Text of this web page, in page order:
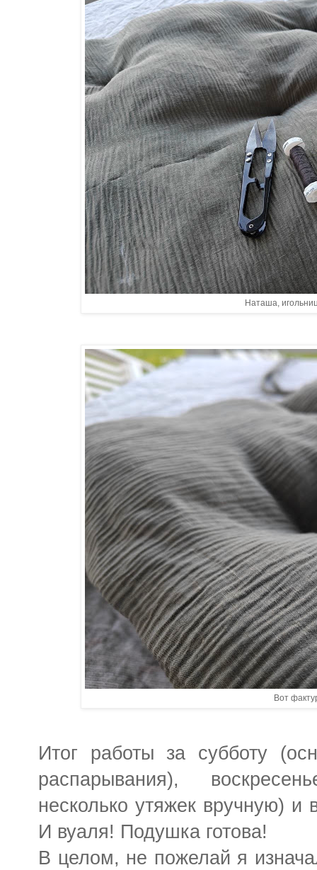
Наташа,
Вот
Итог работы за субботу
распарывания),
несколько утяжек вручную) и
И вуаля! Подушка готова!
В целом, не пожелай я